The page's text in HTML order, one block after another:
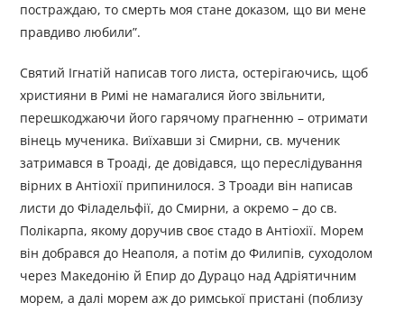
постраждаю, то смерть моя стане доказом, що ви мене
правдиво любили”.
Святий Ігнатій написав того листа, остерігаючись, щоб
християни в Римі не намагалися його звільнити,
перешкоджаючи його гарячому прагненню – отримати
вінець мученика. Виїхавши зі Смирни, св. мученик
затримався в Троаді, де довідався, що переслідування
вірних в Антіохії припинилося. З Троади він написав
листи до Філадельфії, до Смирни, а окремо – до св.
Полікарпа, якому доручив своє стадо в Антіохії. Морем
він добрався до Неаполя, а потім до Филипів, суходолом
через Македонію й Епир до Дурацо над Адріятичним
морем, а далі морем аж до римської пристані (поблизу